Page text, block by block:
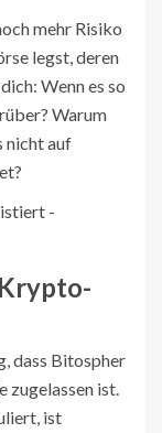
mehr Risiko
legst, deren
Wenn es so
Warum
nicht auf
-
dass Bitospher
zugelassen ist.
ist